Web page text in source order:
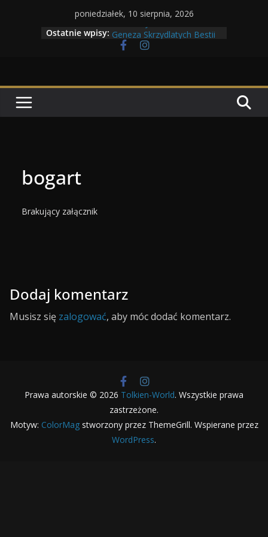
poniedziałek, 10 sierpnia, 2026
Ostatnie wpisy: Geneza Skrzydlatych Bestii
Wojna krasnoludów z elfami
bogart
Brakujący załącznik
Dodaj komentarz
Musisz się zalogować, aby móc dodać komentarz.
Prawa autorskie © 2026 Tolkien-World. Wszystkie prawa
zastrzeżone.
Motyw: ColorMagstworzony przez ThemeGrill. Wspierane przez
WordPress.